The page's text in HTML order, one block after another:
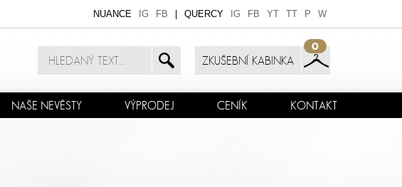
NUANCE IG FB QUERCY IG FB YT TT P W
0
ZKUŠEBNÍ KABINKA
NAŠE NEVĚSTY VÝPRODEJ CENÍK KONTAKT